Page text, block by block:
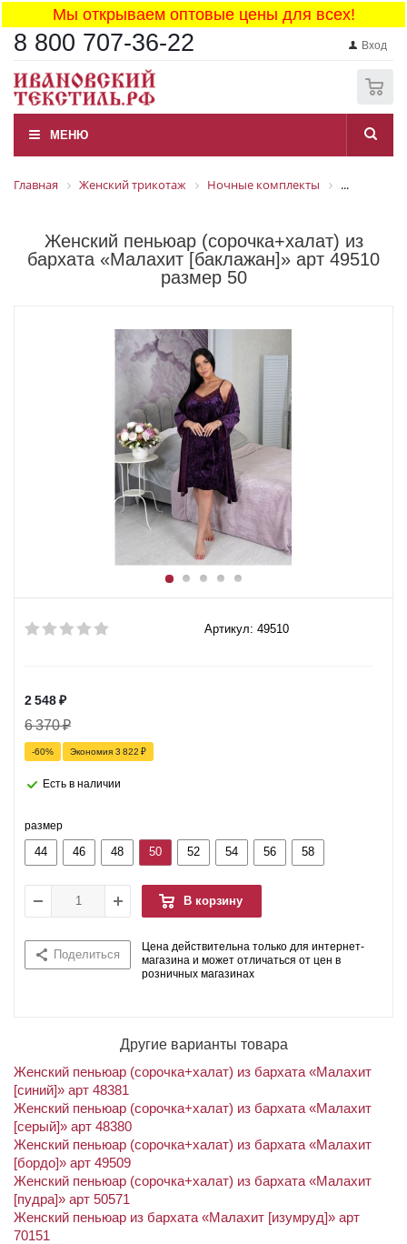
Мы открываем оптовые цены для всех!
8 800 707-36-22 Вход
МЕНЮ
Главная Женский трикотаж Ночные комплекты ...
Женский пеньюар (сорочка+халат) из
бархата «Малахит [баклажан]» арт 49510
размер 50
Артикул: 49510
2 548₽
6 370₽
-60% Экономия 3 822 ₽
Есть в наличии
размер
44 46 48 50 52 54 56 58
В корзину
Поделиться
Цена действительна только для интернет-
магазина и может отличаться от цен в
розничных магазинах
Другие варианты товара
Женский пеньюар (сорочка+халат) из бархата «Малахит
[синий]» арт 48381
Женский пеньюар (сорочка+халат) из бархата «Малахит
[серый]» арт 48380
Женский пеньюар (сорочка+халат) из бархата «Малахит
[бордо]» арт 49509
Женский пеньюар (сорочка+халат) из бархата «Малахит
[пудра]» арт 50571
Женский пеньюар из бархата «Малахит [изумруд]» арт
70151